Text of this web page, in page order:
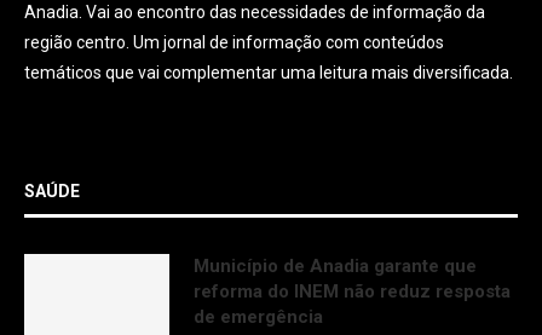
Anadia. Vai ao encontro das necessidades de informação da
região centro. Um jornal de informação com conteúdos
temáticos que vai complementar uma leitura mais diversificada.
SAÚDE
Município de Anadia garante que
reforma do INEM não reduz resposta
de emergência